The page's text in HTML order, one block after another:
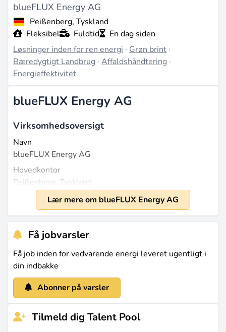
blueFLUX Energy AG
Peißenberg, Tyskland
Fleksibel
Fuldtid
En dag siden
Løsninger inden for ren energi · Grøn brint ·
Bæredygtigt Landbrug ·Affaldshåndtering ·
Energieffektivitet
blueFLUX Energy AG
Virksomhedsoversigt
Navn
blueFLUX Energy AG
Hovedkontor
Peißenberg, Tyskland
Grundlagt
Størrelse
Antallet af medarbejdere er ikke offentligt kendt, da
det er en privat startup. Indtægterne for 2023 er
heller ikke offentliggjort.
Hvad de gør
blueFLUX Energy AG fokuserer på at omdanne
organiske rester fra landbruget, kommuner og
Lær mere om blueFLUX Energy AG
Få jobvarsler
Få job inden for vedvarende energi leveret ugentligt i
din indbakke
Abonner på varsler
Tilmeld dig Talent Pool